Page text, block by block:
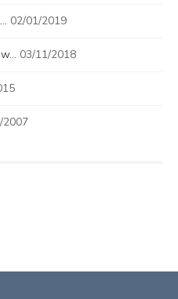
02/01/2019
03/11/2018
2007